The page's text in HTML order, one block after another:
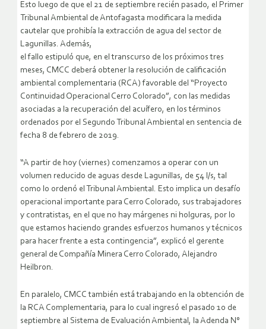
Esto luego de que el 21 de septiembre recién pasado, el Primer
Tribunal Ambiental de Antofagasta modificara la medida
cautelar que prohibía la extracción de agua del sector de
Lagunillas. Además,
el fallo estipuló que, en el transcurso de los próximos tres
meses, CMCC deberá obtener la resolución de calificación
ambiental complementaria (RCA) favorable del “Proyecto
Continuidad Operacional Cerro Colorado”, con las medidas
asociadas a la recuperación del acuífero, en los términos
ordenados por el Segundo Tribunal Ambiental en sentencia de
fecha 8 de febrero de 2019.
“A partir de hoy (viernes) comenzamos a operar con un
volumen reducido de aguas desde Lagunillas, de 54 l/s, tal
como lo ordenó el Tribunal Ambiental. Esto implica un desafío
operacional importante para Cerro Colorado, sus trabajadores
y contratistas, en el que no hay márgenes ni holguras, por lo
que estamos haciendo grandes esfuerzos humanos y técnicos
para hacer frente a esta contingencia”, explicó el gerente
general de Compañía Minera Cerro Colorado, Alejandro
Heilbron.
En paralelo, CMCC también está trabajando en la obtención de
la RCA Complementaria, para lo cual ingresó el pasado 10 de
septiembre al Sistema de Evaluación Ambiental, la Adenda N°